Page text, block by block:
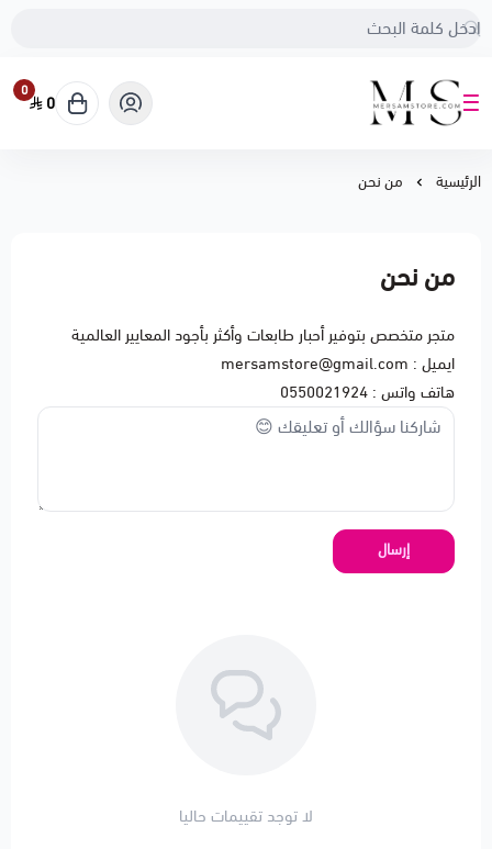
متجر مرسام
0
0
الرئيسية من نحن
من نحن
متجر متخصص بتوفير أحبار طابعات وأكثر بأجود المعايير العالمية
ايميل : mersamstore@gmail.com
هاتف واتس : 0550021924
إرسال
لا توجد تقييمات حاليا